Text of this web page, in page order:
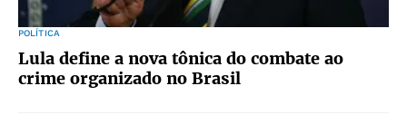
POLÍTICA
Lula define a nova tônica do combate ao
crime organizado no Brasil